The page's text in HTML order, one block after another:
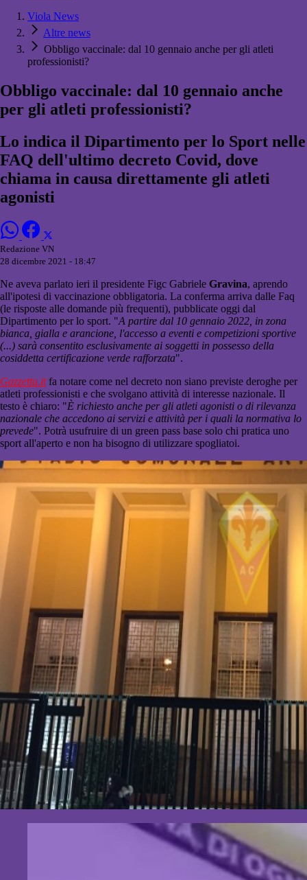
Viola News
Altre news
Obbligo vaccinale: dal 10 gennaio anche per gli atleti
professionisti?
Obbligo vaccinale: dal 10 gennaio anche
per gli atleti professionisti?
Lo indica il Dipartimento per lo Sport nelle
FAQ dell'ultimo decreto Covid, dove
chiama in causa direttamente gli atleti
agonisti
Redazione VN
28 dicembre 2021 - 18:47
Ne aveva parlato ieri il presidente Figc Gabriele Gravina, aprendo
all'ipotesi di vaccinazione obbligatoria. La conferma arriva dalle Faq
(le risposte alle domande più frequenti), pubblicate oggi dal
Dipartimento per lo sport. "A partire dal 10 gennaio 2022, in zona
bianca, gialla e arancione, l'accesso a eventi e competizioni sportive
(...) sarà consentito esclusivamente ai soggetti in possesso della
cosiddetta certificazione verde rafforzata".
Gazzetta.itfa notare come nel decreto non siano previste deroghe per
atleti professionisti e che svolgano attività di interesse nazionale. Il
testo è chiaro: "È richiesto anche per gli atleti agonisti o di rilevanza
nazionale che accedono ai servizi e attività per i quali la normativa lo
prevede". Potrà usufruire di un green pass base solo chi pratica uno
sport all'aperto e non ha bisogno di utilizzare spogliatoi.